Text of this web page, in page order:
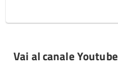
Vai al canale Youtube